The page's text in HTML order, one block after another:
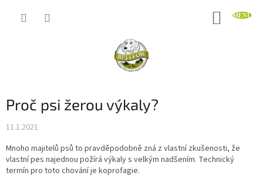
Proč psi žerou výkaly?
11.1.2021
Mnoho majitelů psů to pravděpodobně zná z vlastní zkušenosti, že
vlastní pes najednou požírá výkaly s velkým nadšením. Technický
termín pro toto chování je koprofagie.